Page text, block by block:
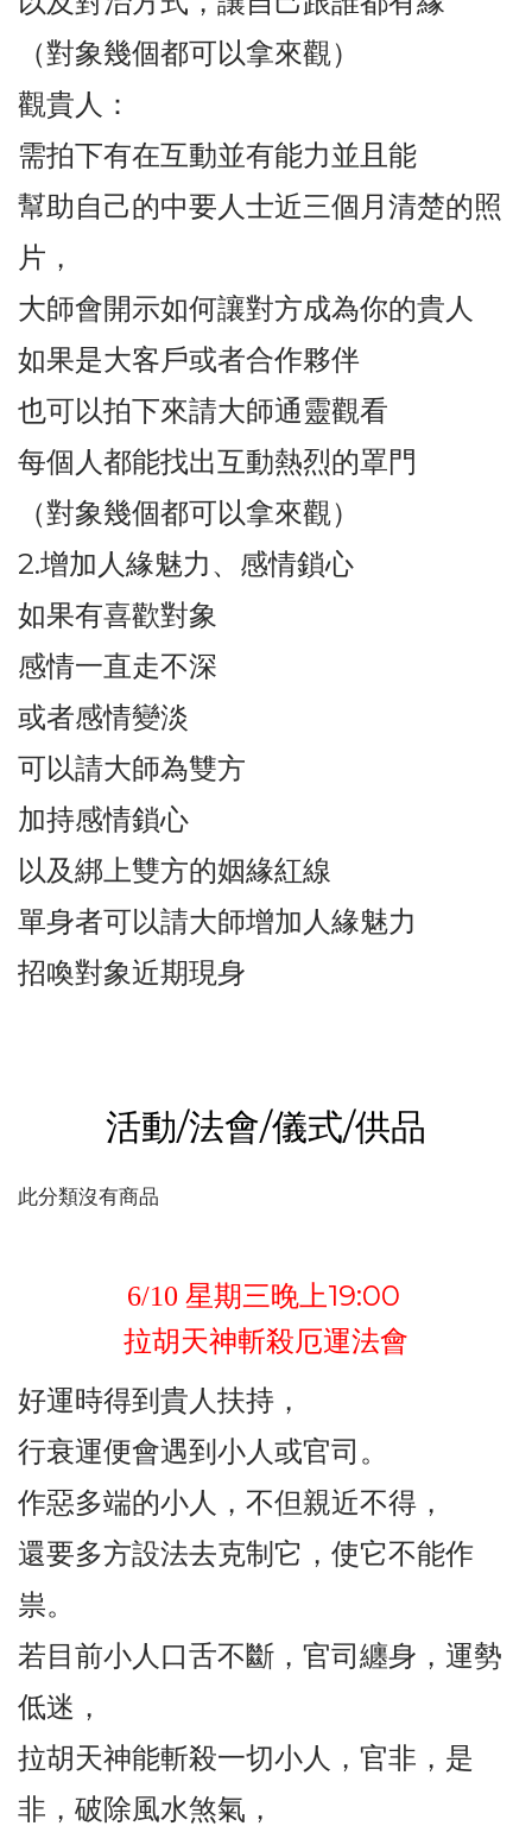
（對象幾個都可以拿來觀）
觀貴人：
需拍下有在互動並有能力並且能
幫助自己的中要人士近三個月清楚的照
片，
大師會開示如何讓對方成為你的貴人
如果是大客戶或者合作夥伴
也可以拍下來請大師通靈觀看
每個人都能找出互動熱烈的罩門
（對象幾個都可以拿來觀）
2.增加人緣魅力、感情鎖心
如果有喜歡對象
感情一直走不深
或者感情變淡
可以請大師為雙方
加持感情鎖心
以及綁上雙方的姻緣紅線
單身者可以請大師增加人緣魅力
招喚對象近期現身
活動/法會/儀式/供品
此分類沒有商品
6/10 星期三晚上19:00
拉胡天神斬殺厄運法會
好運時得到貴人扶持，
行衰運便會遇到小人或官司。
作惡多端的小人， 不但親近不得，
還要多方設法去克制它，使它不能作
祟。
若目前小人口舌不斷，官司纏身，運勢
低迷，
拉胡天神能斬殺一切小人，官非，是
非，破除風水煞氣，